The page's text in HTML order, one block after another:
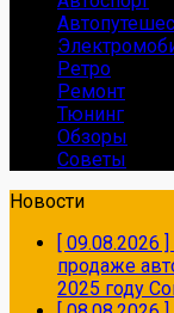
Ретро
Ремонт
Тюнинг
Обзоры
Советы
Новости
[ 09.08.2026 ]
продаже
2025 году